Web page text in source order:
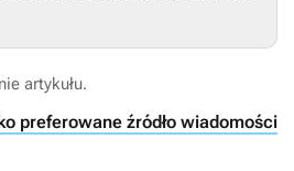
artykułu.
preferowane źródło wiadomości